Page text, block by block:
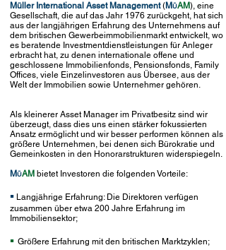
Müller International Asset Management(MÜAM), eine
Gesellschaft, die auf das Jahr 1976 zurückgeht, hat sich
aus der langjährigen Erfahrung des Unternehmens auf
dem britischen Gewerbeimmobilienmarkt entwickelt, wo
es beratende Investmentdienstleistungen für Anleger
erbracht hat, zu denen internationale offene und
geschlossene Immobilienfonds, Pensionsfonds, Family
Offices, viele Einzelinvestoren aus Übersee, aus der
Welt der Immobilien sowie Unternehmer gehören.
Als kleinerer Asset Manager im Privatbesitz sind wir
überzeugt, dass dies uns einen stärker fokussierten
Ansatz ermöglicht und wir besser performen können als
größere Unternehmen, bei denen sich Bürokratie und
Gemeinkosten in den Honorarstrukturen widerspiegeln.
MÜAM bietet Investoren die folgenden Vorteile:
▪ Langjährige Erfahrung: Die Direktoren verfügen
zusammen über etwa 200 Jahre Erfahrung im
Immobiliensektor;
▪ Größere Erfahrung mit den britischen Marktzyklen;